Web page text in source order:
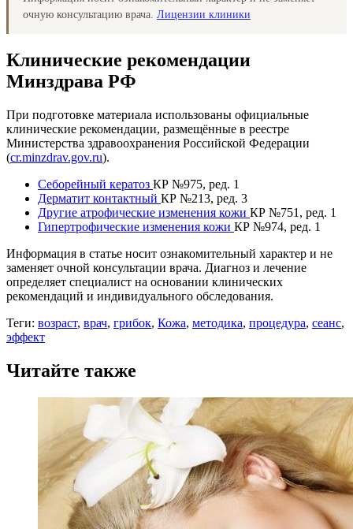
очную консультацию врача. Лицензии клиники
Клинические рекомендации
Минздрава РФ
При подготовке материала использованы официальные
клинические рекомендации, размещённые в реестре
Министерства здравоохранения Российской Федерации
(cr.minzdrav.gov.ru).
Себорейный кератоз КР №975, ред. 1
Дерматит контактный КР №213, ред. 3
Другие атрофические изменения кожи КР №751, ред. 1
Гипертрофические изменения кожи КР №974, ред. 1
Информация в статье носит ознакомительный характер и не
заменяет очной консультации врача. Диагноз и лечение
определяет специалист на основании клинических
рекомендаций и индивидуального обследования.
Теги: возраст, врач, грибок, Кожа, методика, процедура, сеанс,
эффект
Читайте также